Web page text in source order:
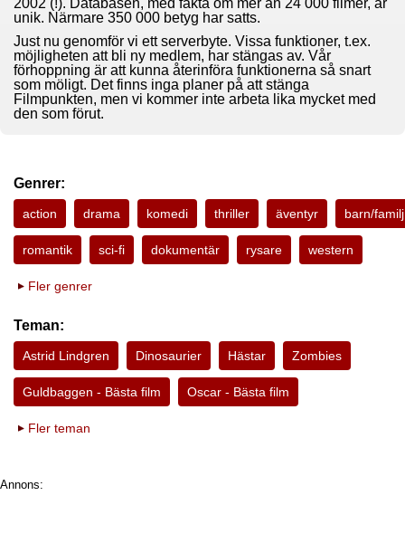
2002 (!). Databasen, med fakta om mer än 24 000 filmer, är
unik. Närmare 350 000 betyg har satts.
Just nu genomför vi ett serverbyte. Vissa funktioner, t.ex.
möjligheten att bli ny medlem, har stängas av. Vår
förhoppning är att kunna återinföra funktionerna så snart
som möligt. Det finns inga planer på att stänga
Filmpunkten, men vi kommer inte arbeta lika mycket med
den som förut.
Genrer:
action drama komedi thriller äventyr barn/familj
romantik sci-fi dokumentär rysare western
Fler genrer
Teman:
Astrid Lindgren Dinosaurier Hästar Zombies
Guldbaggen - Bästa film Oscar - Bästa film
Fler teman
Annons: